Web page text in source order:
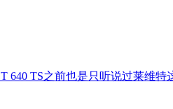
TS之前也是只听说过莱维特